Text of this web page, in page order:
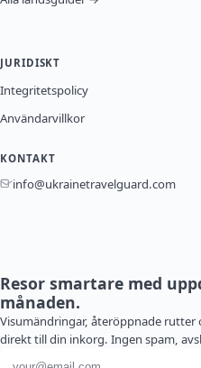
JURIDISKT
Integritetspolicy
Användarvillkor
KONTAKT
info@ukrainetravelguard.com
Resor smartare med
månaden.
Visumändringar, återöppnade rutter
direkt till din inkorg. Ingen spam,
E-postadress